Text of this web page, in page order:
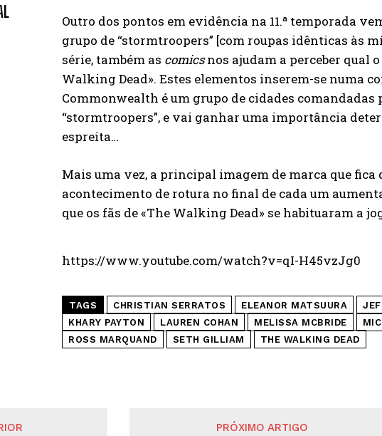
Outro dos pontos em evidência na 11.ª temporada
grupo de “stormtroopers” [com roupas idênticas às
série, também as comicsnos ajudam a perceber qual
Walking Dead». Estes elementos inserem-se numa
Commonwealth é um grupo de cidades
“stormtroopers”, e vai ganhar uma importância
espreita…
Mais uma vez, a principal imagem de marca que fica
acontecimento de rotura no final de cada um
que os fãs de «The Walking Dead» se habituaram a
https://www.youtube.com/watch?v=qI-H45vzJg0
TAGS CHRISTIAN SERRATOS ELEANOR MATSUURA
KHARY PAYTON
LAUREN COHAN MELISSA MCBRIDE
ROSS MARQUAND
SETH GILLIAM THE WALKING DEAD
PRÓXIMO ARTIGO